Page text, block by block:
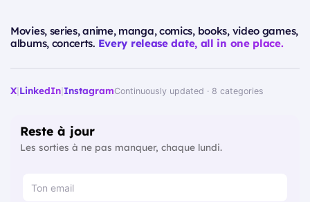
Movies, series, anime, manga, comics, books, video games,
albums, concerts. Every release date, all in one place.
X|LinkedIn|InstagramContinuously updated · 8 categories
Reste à jour
Les sorties à ne pas manquer, chaque lundi.